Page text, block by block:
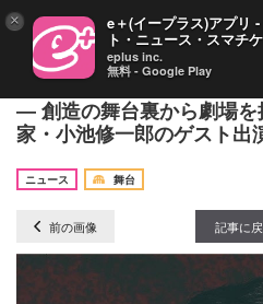
劇場セミナーの新シリーズ
― 創造の舞台裏から劇場
家・小池修一郎のゲスト出
ニュース
舞台
前の画像 記事に
× e＋(イープラス)アプリ
ト・ニュース・スマチケ
eplus inc.
無料 - Google Play